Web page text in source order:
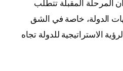
أن المرحلة المقبلة تتطلب
الدولة، خاصة في الشق
الاستراتيجية للدولة تجاه